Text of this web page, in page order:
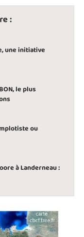
:
une initiative
le plus
ou
à Landerneau :